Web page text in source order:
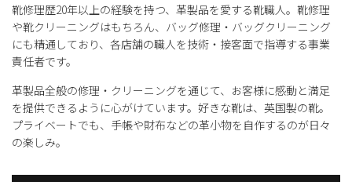
靴修理歴20年以上の経験を持つ、革製品を愛する靴職人。靴修理
や靴クリーニングはもちろん、バッグ修理・バッグクリーニング
にも精通しており、各店舗の職人を技術・接客面で指導する事業
責任者です。
革製品全般の修理・クリーニングを通じて、お客様に感動と満足
を提供できるように心がけています。好きな靴は、英国製の靴。
プライベートでも、手帳や財布などの革小物を自作するのが日々
の楽しみ。